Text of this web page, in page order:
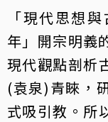
「現代思想
年」開宗明義
現代觀點剖析
(袁泉)青睞，
式吸引教。所